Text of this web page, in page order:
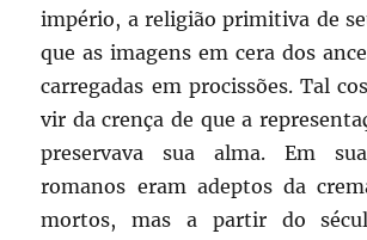
império, a religião primitiva de
que as imagens em cera dos
carregadas em procissões. Tal
vir da crença de que a
preservava sua alma. Em
romanos eram adeptos da
mortos, mas a partir do